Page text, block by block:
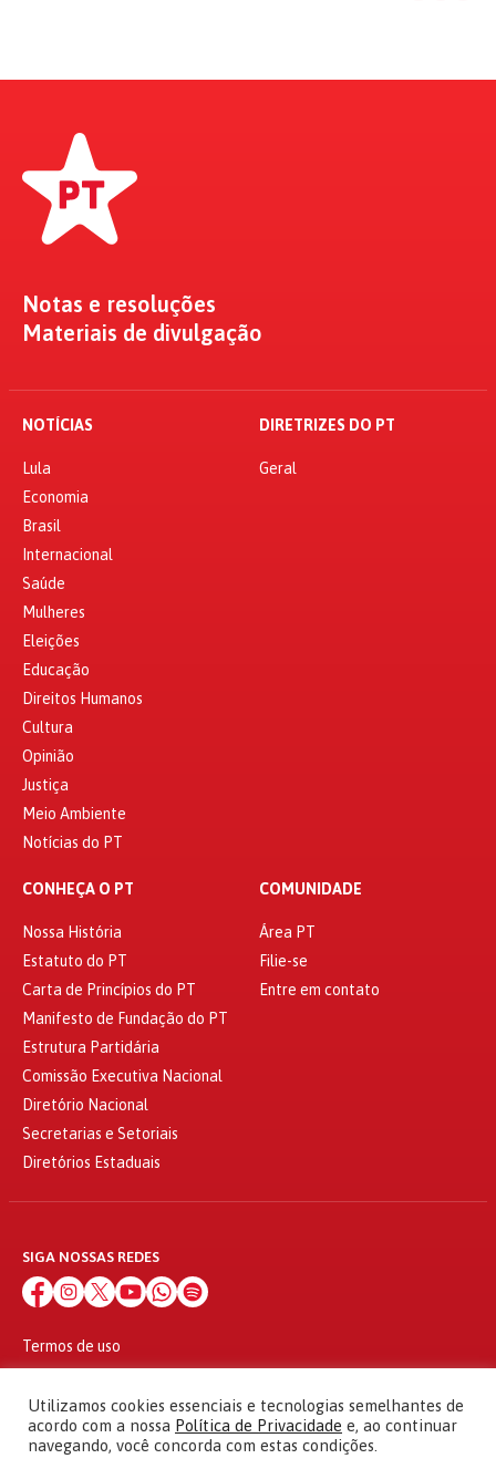
Notas e resoluções
Materiais de divulgação
NOTÍCIAS
Lula
Economia
Brasil
Internacional
Saúde
Mulheres
Eleições
Educação
Direitos Humanos
Cultura
Opinião
Justiça
Meio Ambiente
Notícias do PT
DIRETRIZES DO PT
Geral
CONHEÇA O PT
Nossa História
Estatuto do PT
Carta de Princípios do PT
Manifesto de Fundação do PT
Estrutura Partidária
Comissão Executiva Nacional
Diretório Nacional
Secretarias e Setoriais
Diretórios Estaduais
COMUNIDADE
Área PT
Filie-se
Entre em contato
SIGA NOSSAS REDES
Termos de uso
© 2010 - 2026
Partido dos Trabalhadores Todos os direitos reservados
Utilizamos cookies essenciais e tecnologias semelhantes de
acordo com a nossa Política de Privacidade e, ao continuar
navegando, você concorda com estas condições.